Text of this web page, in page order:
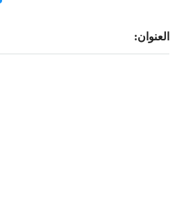
العنوان: